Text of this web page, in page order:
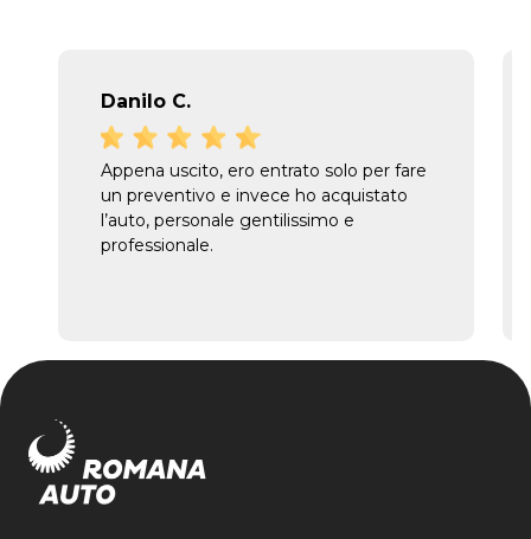
Danilo C.
Appena uscito, ero entrato solo per fare
un preventivo e invece ho acquistato
l’auto, personale gentilissimo e
professionale.